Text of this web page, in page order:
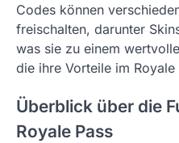
Codes können
freischalten, darunter
was sie zu einem
die ihre Vorteile im
Überblick über die
Royale Pass